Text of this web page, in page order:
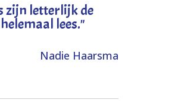
zijn letterlijk de
lees."
Nadie Haarsma